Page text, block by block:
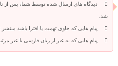
دیدگاه های ارسال شده توسط شما، پس از
شد.
پیام هایی که حاوی تهمت یا افترا باشد منتشر
پیام هایی که به غیر از زبان فارسی یا غیر